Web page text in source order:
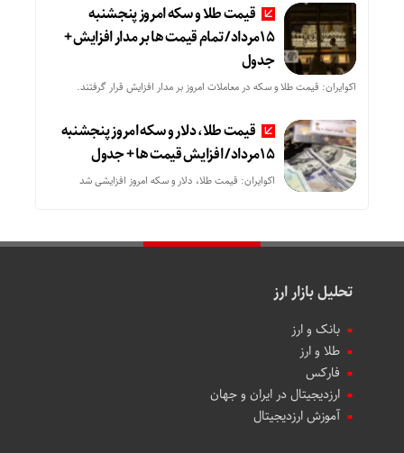
قیمت طلا و سکه امروز پنجشنبه
15مرداد/ تمام قیمت ها بر مدار افزایش +
جدول
اکوایران: قیمت طلا و سکه در معاملات امروز بر مدار افزایش قرار گرفتند.
قیمت طلا، دلار و سکه امروز پنجشنبه
15مرداد/ افزایش قیمت ها + جدول
اکوایران: قیمت طلا، دلار و سکه امروز افزایشی شد
تحلیل بازار ارز
بانک و ارز
طلا و ارز
فارکس
ارزدیجیتال در ایران و جهان
آموزش ارزدیجیتال